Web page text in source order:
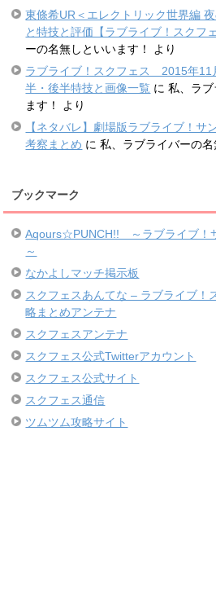
東條希UR＜エレクトリック世界編
と特技と評価【ラブライブ！スクフェ
ーの名無しといいます！
より
ラブライブ！スクフェス 2015年11
半・後半特技と画像一覧 に私、ラ
ます！
より
【ネタバレ】劇場版ラブライブ！サ
考察まとめ に私、ラブライバーの名
ブックマーク
Aqours☆PUNCH!! ～ラブライブ！
～
なかよしマッチ掲示板
スクフェスあんてな – ラブライブ！
略まとめアンテナ
スクフェスアンテナ
スクフェス公式Twitterアカウント
スクフェス公式サイト
スクフェス通信
ツムツム攻略サイト